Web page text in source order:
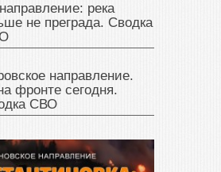
река
не преграда. Сводка
направление.
фронте сегодня.
СВО